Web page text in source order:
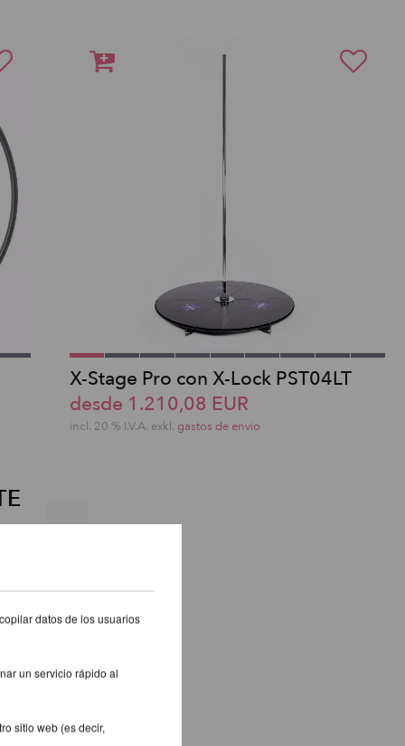
X-Stage Pro con X-Lock PST04LT
desde 1.210,08 EUR
incl. 20 % I.V.A. exkl. gastos de envio
datos de los usuarios
un servicio rápido al
sitio web (es decir,